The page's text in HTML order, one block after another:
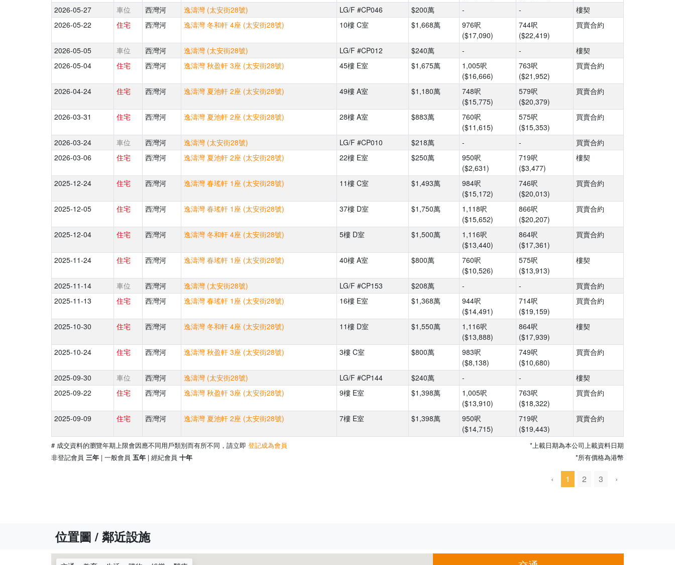
2026-05-27 車位 西灣河 逸濤灣 (太安街28號) LG/F #CP046 $200萬 - -
樓契
2026-05-22
住宅 西灣河 逸濤灣 冬和軒 4座 (太安街28號) 10樓 C室 $1,668萬
976呎
($17,090)
744呎
($22,419)
買賣合約
2026-05-05 車位 西灣河 逸濤灣 (太安街28號) LG/F #CP012 $240萬 - -
樓契
2026-05-04
住宅 西灣河 逸濤灣 秋盈軒 3座 (太安街28號) 45樓 E室 $1,675萬
1,005呎
($16,666)
763呎
($21,952)
買賣合約
2026-04-24 住宅 西灣河 逸濤灣 夏池軒 2座 (太安街28號) 49樓 A室 $1,180萬
748呎
($15,775)
579呎
($20,379)
買賣合約
2026-03-31 住宅 西灣河 逸濤灣 夏池軒 2座 (太安街28號) 28樓 A室 $883萬
760呎
($11,615)
575呎
($15,353)
買賣合約
2026-03-24 車位 西灣河 逸濤灣 (太安街28號) LG/F #CP010 $218萬 - -
買賣合約
2026-03-06
住宅 西灣河 逸濤灣 夏池軒 2座 (太安街28號) 22樓 E室 $250萬
950呎
($2,631)
719呎
($3,477)
樓契
2025-12-24 住宅 西灣河 逸濤灣 春瑤軒 1座 (太安街28號) 11樓 C室 $1,493萬
984呎
($15,172)
746呎
($20,013)
買賣合約
2025-12-05 住宅 西灣河 逸濤灣 春瑤軒 1座 (太安街28號) 37樓 D室 $1,750萬
1,118呎
($15,652)
866呎
($20,207)
買賣合約
2025-12-04 住宅 西灣河 逸濤灣 冬和軒 4座 (太安街28號) 5樓 D室 $1,500萬
1,116呎
($13,440)
864呎
($17,361)
買賣合約
2025-11-24 住宅 西灣河 逸濤灣 春瑤軒 1座 (太安街28號) 40樓 A室 $800萬
760呎
($10,526)
575呎
($13,913)
樓契
2025-11-14 車位 西灣河 逸濤灣 (太安街28號) LG/F #CP153 $208萬 - -
買賣合約
2025-11-13
住宅 西灣河 逸濤灣 春瑤軒 1座 (太安街28號) 16樓 E室 $1,368萬
944呎
($14,491)
714呎
($19,159)
買賣合約
2025-10-30 住宅 西灣河 逸濤灣 冬和軒 4座 (太安街28號) 11樓 D室 $1,550萬
1,116呎
($13,888)
864呎
($17,939)
樓契
2025-10-24 住宅 西灣河 逸濤灣 秋盈軒 3座 (太安街28號) 3樓 C室 $800萬
983呎
($8,138)
749呎
($10,680)
買賣合約
2025-09-30 車位 西灣河 逸濤灣 (太安街28號) LG/F #CP144 $240萬 - -
樓契
2025-09-22
住宅 西灣河 逸濤灣 秋盈軒 3座 (太安街28號) 9樓 E室 $1,398萬
1,005呎
($13,910)
763呎
($18,322)
買賣合約
2025-09-09 住宅 西灣河 逸濤灣 夏池軒 2座 (太安街28號) 7樓 E室 $1,398萬
950呎
($14,715)
719呎
($19,443)
買賣合約
# 成交資料的瀏覽年期上限會因應不同用戶類別而有所不同，請立即 登記成為會員
非登記會員 三年 | 一般會員 五年 | 經紀會員 十年
*上載日期為本公司上載資料日期
*所有價格為港幣
‹ 1 2 3 ›
位置圖 / 鄰近設施